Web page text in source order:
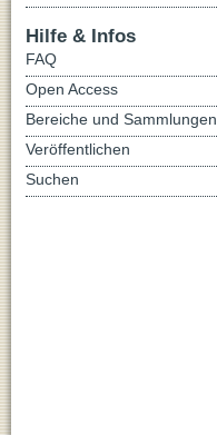
Hilfe & Infos
FAQ
Open Access
Bereiche und Sammlungen
Veröffentlichen
Suchen